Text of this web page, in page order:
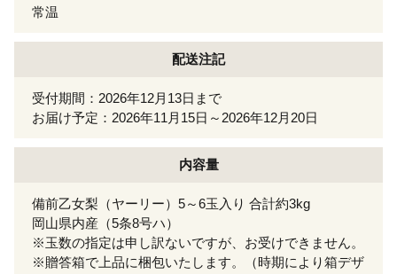
常温
配送注記
受付期間：2026年12月13日まで
お届け予定：2026年11月15日～2026年12月20日
内容量
備前乙女梨（ヤーリー）5～6玉入り 合計約3kg
岡山県内産（5条8号ハ）
※玉数の指定は申し訳ないですが、お受けできません。
※贈答箱で上品に梱包いたします。（時期により箱デザ